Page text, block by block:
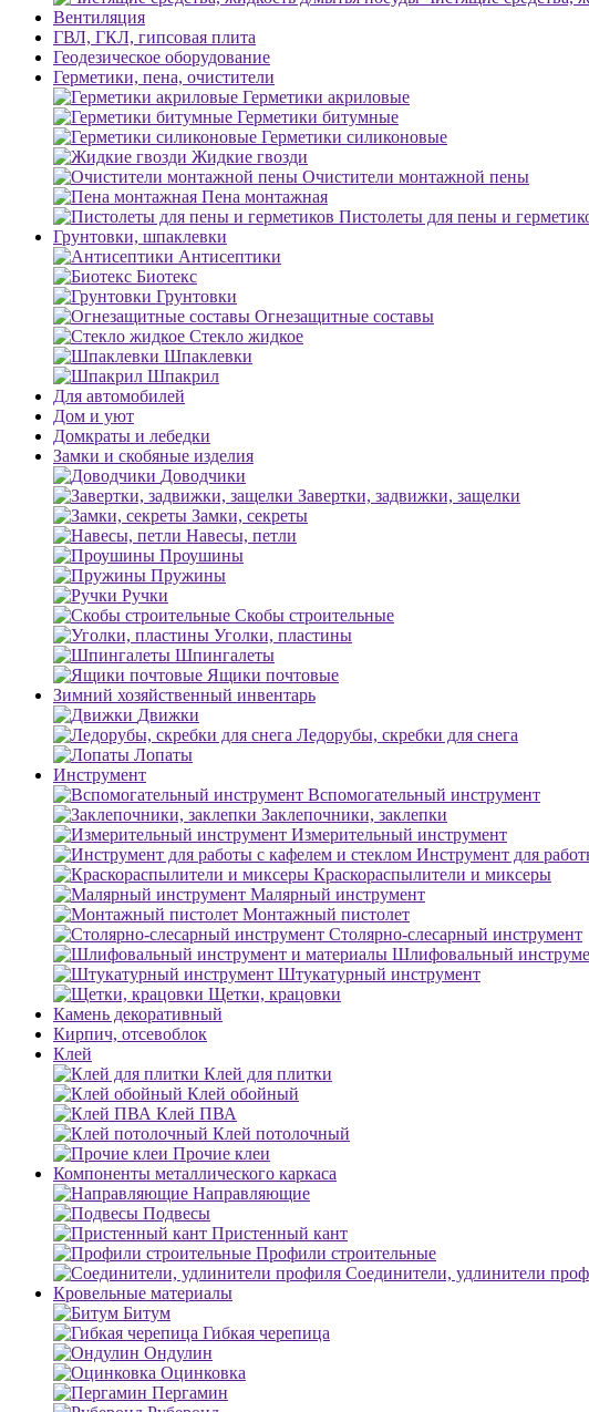
Вентиляция
ГВЛ, ГКЛ, гипсовая плита
Геодезическое оборудование
Герметики, пена, очистители
Герметики акриловые
Герметики битумные
Герметики силиконовые
Жидкие гвозди
Очистители монтажной пены
Пена монтажная
Пистолеты для пены и
Грунтовки, шпаклевки
Антисептики
Биотекс
Грунтовки
Огнезащитные составы
Стекло жидкое
Шпаклевки
Шпакрил
Для автомобилей
Дом и уют
Домкраты и лебедки
Замки и скобяные изделия
Доводчики
Завертки, задвижки, защелки
Замки, секреты
Навесы, петли
Проушины
Пружины
Ручки
Скобы строительные
Уголки, пластины
Шпингалеты
Ящики почтовые
Зимний хозяйственный инвентарь
Движки
Ледорубы, скребки для снега
Лопаты
Инструмент
Вспомогательный инструмент
Заклепочники, заклепки
Измерительный инструмент
Инструмент для
Краскораспылители и миксеры
Малярный инструмент
Монтажный пистолет
Столярно-слесарный инструмент
Шлифовальный
Штукатурный инструмент
Щетки, крацовки
Камень декоративный
Кирпич, отсевоблок
Клей
Клей для плитки
Клей обойный
Клей ПВА
Клей потолочный
Прочие клеи
Компоненты металлического каркаса
Направляющие
Подвесы
Пристенный кант
Профили строительные
Соединители, удлинители
Кровельные материалы
Битум
Гибкая черепица
Ондулин
Оцинковка
Пергамин